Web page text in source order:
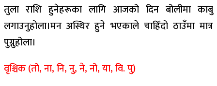
तुला राशि हुनेहरूका लागि आजको दिन बोलीमा काबु
लगाउनुहोला।मन अस्थिर हुने भएकाले चाहिँदो ठाउँमा मात्र
पुग्नुहोला।
वृश्चिक (तो, ना, नि, नु, ने, नो, या, वि. पु)